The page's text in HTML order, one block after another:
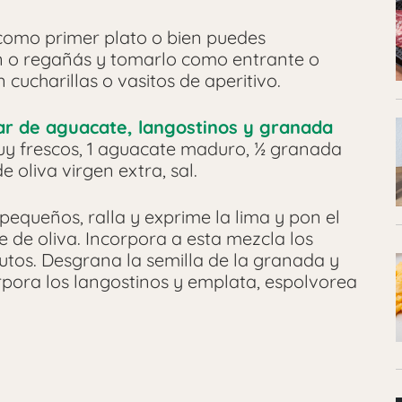
primer plato o bien puedes
o regañás y tomarlo como entrante o
cucharillas o vasitos de aperitivo.
de aguacate, langostinos y granada
frescos, 1 aguacate maduro, ½ granada
oliva virgen extra, sal.
ralla y exprime la lima y pon el
de oliva. Incorpora a esta mezcla los
Desgrana la semilla de la granada y
los langostinos y emplata, espolvorea